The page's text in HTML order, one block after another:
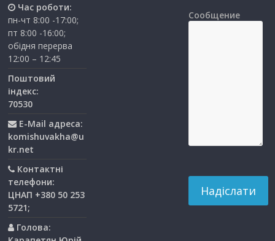
Час роботи:
пн-чт 8:00 -17:00;
пт 8:00 -16:00;
обідня перерва
12:00 – 12:45
Поштовий
індекс:
70530
E-Mail адреса:
komishuvakha@u
kr.net
Контактні
телефони:
ЦНАП +380 50 253
5721;
Голова:
Сообщение